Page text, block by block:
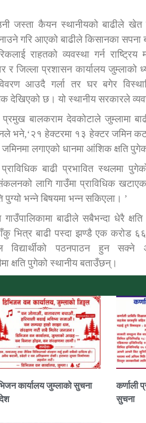
जस्ता कैयन स्थानीयको बाढीले खेत
गरि आएको बाढीले किसानका सपना
राहतको व्यवस्था गर्न राष्ट्रिय
जिल्ला प्रशासन कार्यालय जुम्लाको
आउदै गर्ला तर घर बगेर
देखिएको छ। यो स्थानीय सरकारले
प्रमुख बालकराम देवकोटाले जुम्लामा
भने,‘२१ हेक्टरमा १३ हेक्टर जमिन
लगाएको धानमा आंशिक क्षति
प्राविधिक बाढी प्रभावित स्थलमा
लागि गाउँमा प्राविधिक
भन्ने बिषयमा भन्न सकिएला। ’
बाढीले सबैभन्दा धेरै क्षति
हाँकु भित्र बाढी पस्दा झण्डै एक करोड
विद्यार्थीको पठनपाठन हुन
क्षति पुगेको स्थानीय बताउँछन्।
कार्यालय जुम्लाको सुचना
कर्णाली
सुचना